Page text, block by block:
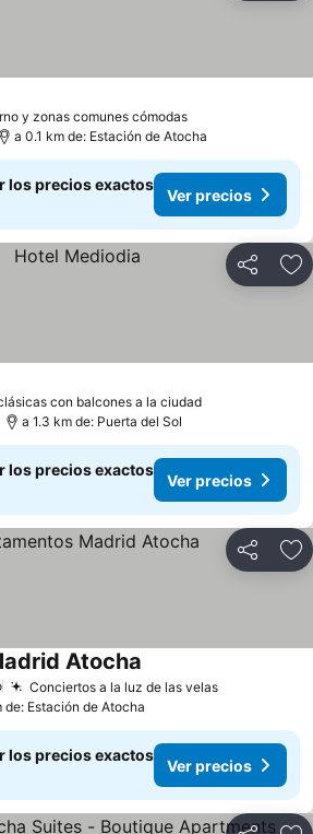
y zonas comunes cómodasVer precios
a 0.1 km de: Estación de Atocha
los precios exactos
Ver precios
Compartir
con balcones a la ciudadVer precios
a 1.3 km de: Puerta del Sol
los precios exactos
Ver precios
Compartir
Conciertos a la luz de las velasVer precios
Atocha
de: Estación de Atocha
los precios exactos
Ver precios